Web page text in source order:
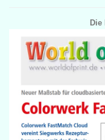
Die